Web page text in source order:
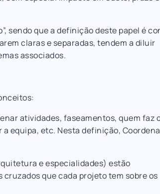
sendo que a definição deste papel é
claras e separadas, tendem a diluir
associados.
atividades, faseamentos, quem faz
equipa, etc. Nesta definição,
e especialidades) estão
que cada projeto tem sobre os